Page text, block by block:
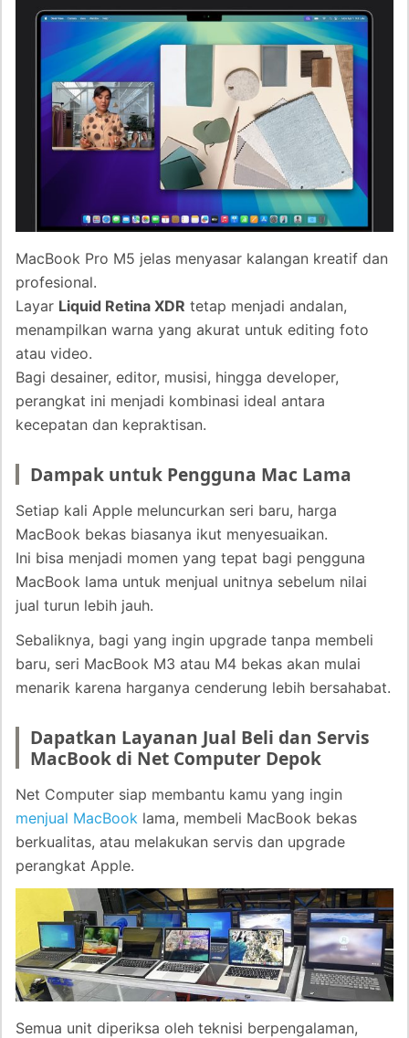
MacBook Pro M5 jelas menyasar kalangan kreatif dan
profesional.
Layar Liquid Retina XDR tetap menjadi andalan,
menampilkan warna yang akurat untuk editing foto
atau video.
Bagi desainer, editor, musisi, hingga developer,
perangkat ini menjadi kombinasi ideal antara
kecepatan dan kepraktisan.
Dampak untuk Pengguna Mac Lama
Setiap kali Apple meluncurkan seri baru, harga
MacBook bekas biasanya ikut menyesuaikan.
Ini bisa menjadi momen yang tepat bagi pengguna
MacBook lama untuk menjual unitnya sebelum nilai
jual turun lebih jauh.
Sebaliknya, bagi yang ingin upgrade tanpa membeli
baru, seri MacBook M3 atau M4 bekas akan mulai
menarik karena harganya cenderung lebih bersahabat.
Dapatkan Layanan Jual Beli dan Servis
MacBook di Net Computer Depok
Net Computer siap membantu kamu yang ingin
menjual MacBook lama, membeli MacBook bekas
berkualitas, atau melakukan servis dan upgrade
perangkat Apple.
Semua unit diperiksa oleh teknisi berpengalaman,